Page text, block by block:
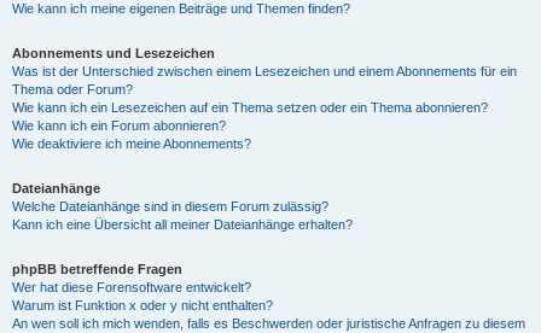
Wie kann ich meine eigenen Beiträge und Themen finden?
Abonnements und Lesezeichen
Was ist der Unterschied zwischen einem Lesezeichen und einem Abonnements für ein
Thema oder Forum?
Wie kann ich ein Lesezeichen auf ein Thema setzen oder ein Thema abonnieren?
Wie kann ich ein Forum abonnieren?
Wie deaktiviere ich meine Abonnements?
Dateianhänge
Welche Dateianhänge sind in diesem Forum zulässig?
Kann ich eine Übersicht all meiner Dateianhänge erhalten?
phpBB betreffende Fragen
Wer hat diese Forensoftware entwickelt?
Warum ist Funktion x oder y nicht enthalten?
An wen soll ich mich wenden, falls es Beschwerden oder juristische Anfragen zu diesem